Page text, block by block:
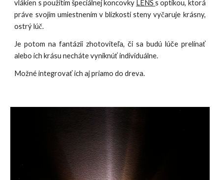
vlákien s použitím špeciálnej koncovky LENS s optikou, ktorá
práve svojím umiestnením v blízkosti steny vyčaruje krásny,
ostrý lúč.
Je potom na fantázii zhotoviteľa, či sa budú lúče prelínať
alebo ich krásu necháte vyniknúť individuálne.
Možné integrovať ich aj priamo do dreva.